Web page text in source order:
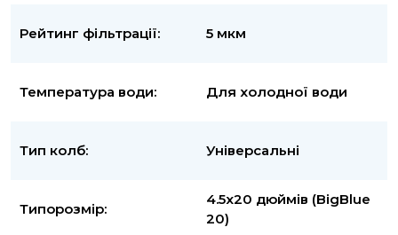
Рейтинг фільтрації: 5 мкм
Температура води: Для холодної води
Тип колб: Універсальні
Типорозмір:
4.5x20 дюймів (BigBlue
20)